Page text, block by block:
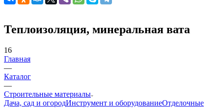
Теплоизоляция, минеральная вата
16
Главная
—
Каталог
—
Строительные материалы
Дача, сад и огородИнструмент и оборудованиеОтделочные